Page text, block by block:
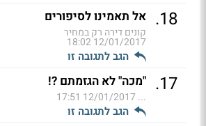
18
. אל תאמינו לסיפורים
קונים דירה רק במחיר
12/01/2017 18:02
הגב לתגובה זו
17
. "מכה" לא הגזמתם ?!
...
12/01/2017 17:51
הגב לתגובה זו